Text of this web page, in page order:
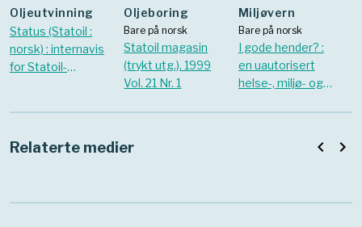
Oljeutvinning
Status (Statoil :
norsk) : internavis
for Statoil-
Oljeboring
Bare på norsk
Statoil magasin
(trykt utg.). 1999
Vol. 21 Nr. 1
Miljøvern
Bare på norsk
I gode hender? :
en uautorisert
helse-, miljø- og
Relaterte medier navigate_before navigate_next